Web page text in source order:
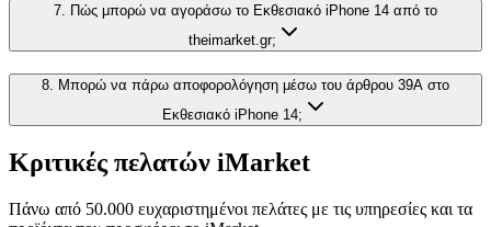
7. Πώς μπορώ να αγοράσω το Εκθεσιακό iPhone 14 από το
theimarket.gr;
8. Μπορώ να πάρω αποφορολόγηση μέσω του άρθρου 39Α στο
Εκθεσιακό iPhone 14;
Κριτικές πελατών iMarket
Πάνω από 50.000 ευχαριστημένοι πελάτες με τις υπηρεσίες και τα